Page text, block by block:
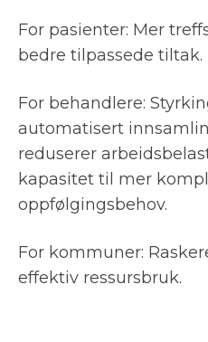
For pasienter: Mer
bedre tilpassede tiltak.
For behandlere:
automatisert
reduserer
kapasitet til mer
oppfølgingsbehov.
For kommuner:
effektiv ressursbruk.